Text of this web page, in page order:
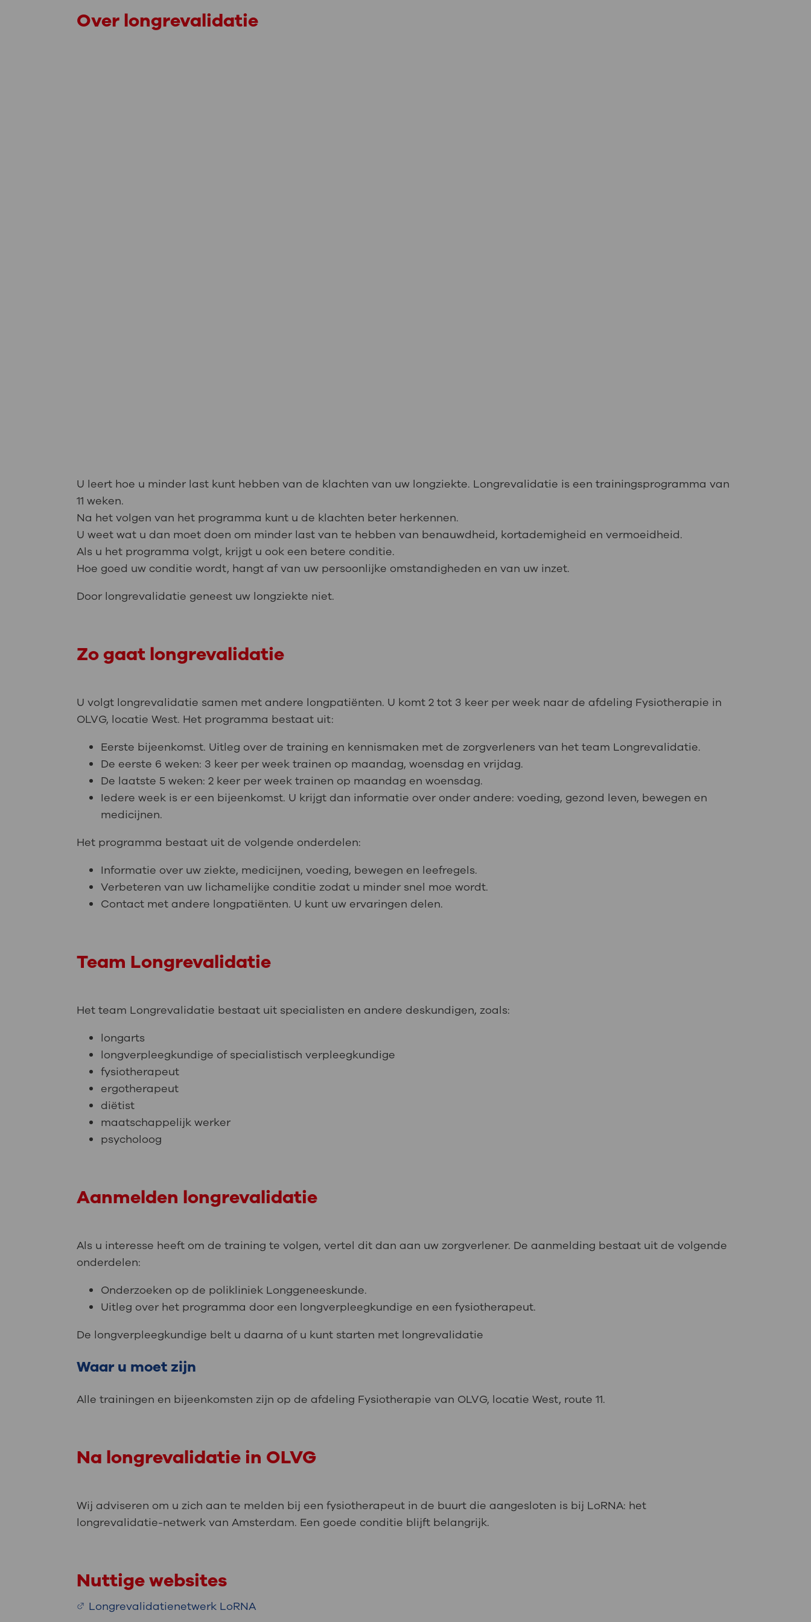
Over longrevalidatie
U leert hoe u minder last kunt hebben van de klachten van uw longziekte. Longrevalidatie is een trainingsprogramma van
11 weken.
Na het volgen van het programma kunt u de klachten beter herkennen.
U weet wat u dan moet doen om minder last van te hebben van benauwdheid, kortademigheid en vermoeidheid.
Als u het programma volgt, krijgt u ook een betere conditie.
Hoe goed uw conditie wordt, hangt af van uw persoonlijke omstandigheden en van uw inzet.
Door longrevalidatie geneest uw longziekte niet.
Zo gaat longrevalidatie
U volgt longrevalidatie samen met andere longpatiënten. U komt 2 tot 3 keer per week naar de afdeling Fysiotherapie in
OLVG, locatie West. Het programma bestaat uit:
Eerste bijeenkomst. Uitleg over de training en kennismaken met de zorgverleners van het team Longrevalidatie.
De eerste 6 weken: 3 keer per week trainen op maandag, woensdag en vrijdag.
De laatste 5 weken: 2 keer per week trainen op maandag en woensdag.
Iedere week is er een bijeenkomst. U krijgt dan informatie over onder andere: voeding, gezond leven, bewegen en
medicijnen.
Het programma bestaat uit de volgende onderdelen:
Informatie over uw ziekte, medicijnen, voeding, bewegen en leefregels.
Verbeteren van uw lichamelijke conditie zodat u minder snel moe wordt.
Contact met andere longpatiënten. U kunt uw ervaringen delen.
Team Longrevalidatie
Het team Longrevalidatie bestaat uit specialisten en andere deskundigen, zoals:
longarts
longverpleegkundige of specialistisch verpleegkundige
fysiotherapeut
ergotherapeut
diëtist
maatschappelijk werker
psycholoog
Aanmelden longrevalidatie
Als u interesse heeft om de training te volgen, vertel dit dan aan uw zorgverlener. De aanmelding bestaat uit de volgende
onderdelen:
Onderzoeken op de polikliniek Longgeneeskunde.
Uitleg over het programma door een longverpleegkundige en een fysiotherapeut.
De longverpleegkundige belt u daarna of u kunt starten met longrevalidatie
Waar u moet zijn
Alle trainingen en bijeenkomsten zijn op de afdeling Fysiotherapie van OLVG, locatie West, route 11.
Na longrevalidatie in OLVG
Wij adviseren om u zich aan te melden bij een fysiotherapeut in de buurt die aangesloten is bij LoRNA: het
longrevalidatie-netwerk van Amsterdam. Een goede conditie blijft belangrijk.
Nuttige websites
Longrevalidatienetwerk LoRNA